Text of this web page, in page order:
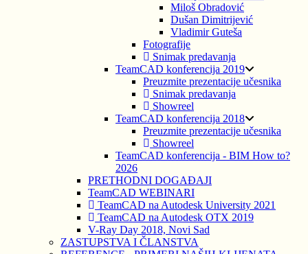
Miloš Obradović
Dušan Dimitrijević
Vladimir Guteša
Fotografije
Snimak predavanja
TeamCAD konferencija 2019
Preuzmite prezentacije učesnika
Snimak predavanja
Showreel
TeamCAD konferencija 2018
Preuzmite prezentacije učesnika
Showreel
TeamCAD konferencija - BIM How to?
2026
PRETHODNI DOGAĐAJI
TeamCAD WEBINARI
TeamCAD na Autodesk University 2021
TeamCAD na Autodesk OTX 2019
V-Ray Day 2018, Novi Sad
ZASTUPSTVA I ČLANSTVA